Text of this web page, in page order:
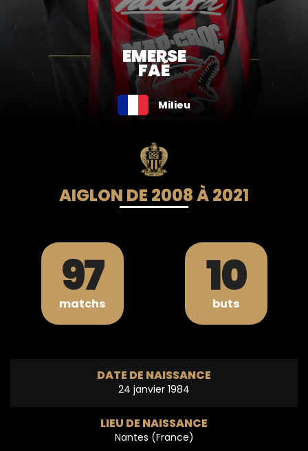
EMERSE
FAÉ
Milieu
AIGLON DE 2008 À 2021
97
matchs 10
buts
DATE DE NAISSANCE
24 janvier 1984
LIEU DE NAISSANCE
Nantes (France)